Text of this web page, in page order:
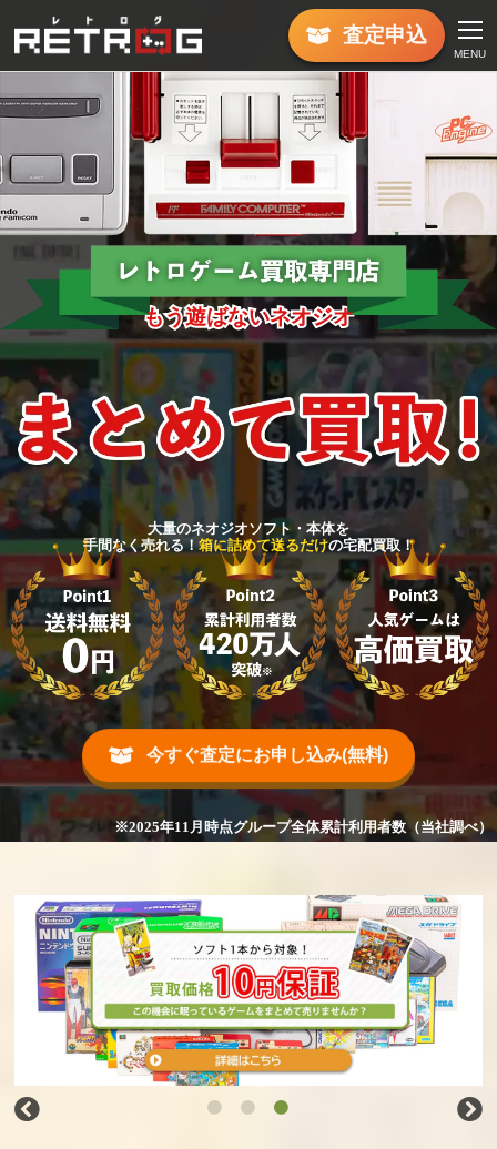
査定申込
MENU
もう遊ばないネオジオ
もう遊ばないネオジオ
大量のネオジオソフト・本体を
手間なく売れる！箱に詰めて送るだけの宅配買取！
今すぐ査定にお申し込み(無料)